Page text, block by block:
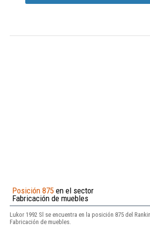
Posición 875 en el sector
Fabricación de muebles
Lukor 1992 Sl se encuentra en la posición 875 del
Fabricación de muebles.